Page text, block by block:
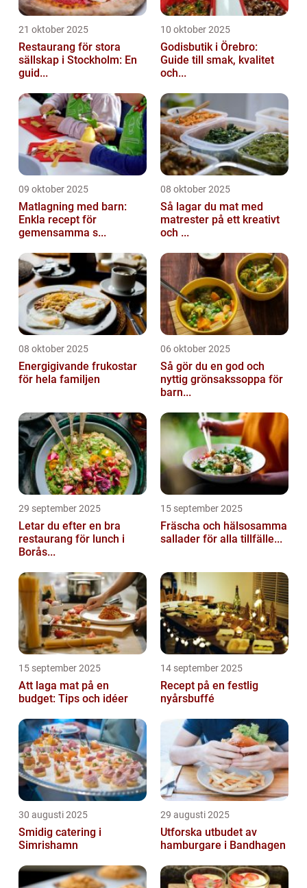
21 oktober 2025
Restaurang för stora
sällskap i Stockholm: En
guid...
10 oktober 2025
Godisbutik i Örebro:
Guide till smak, kvalitet
och...
09 oktober 2025
Matlagning med barn:
Enkla recept för
gemensamma s...
08 oktober 2025
Så lagar du mat med
matrester på ett kreativt
och ...
08 oktober 2025
Energigivande frukostar
för hela familjen
06 oktober 2025
Så gör du en god och
nyttig grönsakssoppa för
barn...
29 september 2025
Letar du efter en bra
restaurang för lunch i
Borås...
15 september 2025
Fräscha och hälsosamma
sallader för alla tillfälle...
15 september 2025
Att laga mat på en
budget: Tips och idéer
14 september 2025
Recept på en festlig
nyårsbuffé
30 augusti 2025
Smidig catering i
Simrishamn
29 augusti 2025
Utforska utbudet av
hamburgare i Bandhagen